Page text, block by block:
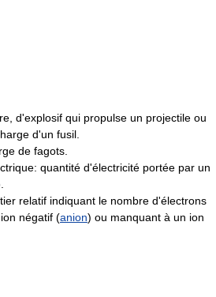
d'explosif qui propulse un projectile ou
d'un fusil.
de fagots.
quantité d'électricité portée par un
relatif indiquant le nombre d'électrons
négatif (anion) ou manquant à un ion